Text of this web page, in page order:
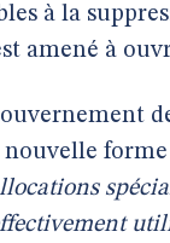
à la
amené à